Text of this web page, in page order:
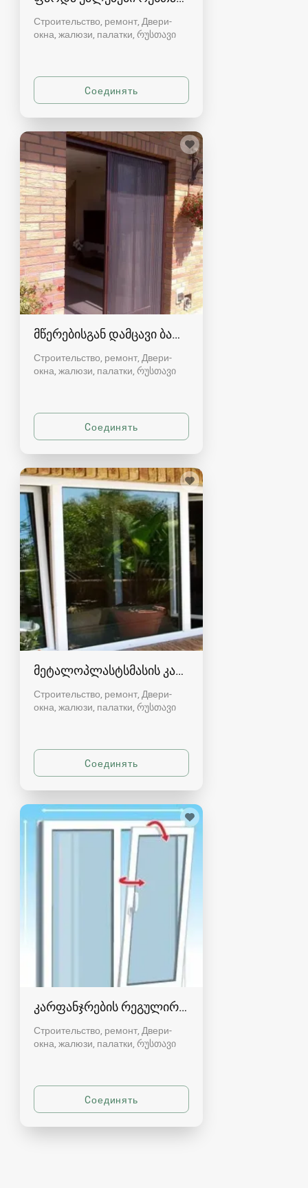
Строительство, ремонт, Двери-
окна, жалюзи, палатки რუსთავი
მწერებისგან დამცავი ბადეები რუსთავში
Строительство, ремонт, Двери-
окна, жалюзи, палатки რუსთავი
მეტალოპლასტსმასის კარ-ფანჯარა რუსთავში
Строительство, ремонт, Двери-
окна, жалюзи, палатки რუსთავი
კარფანჯრების რეგულირება რუსთავში
Строительство, ремонт, Двери-
окна, жалюзи, палатки რუსთავი